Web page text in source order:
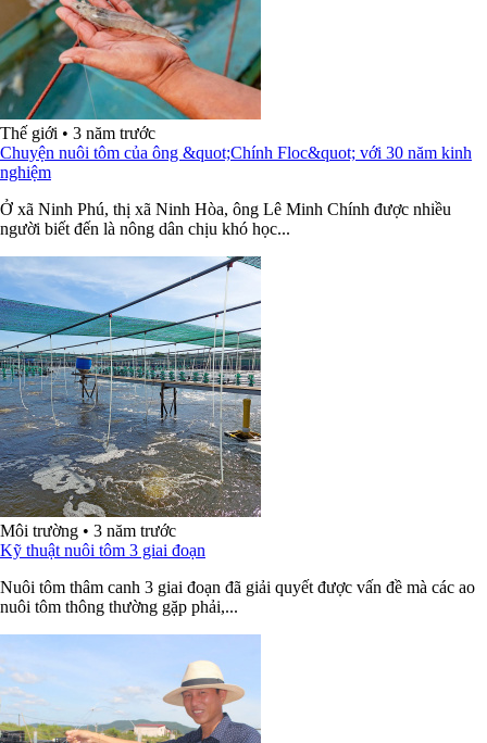
Thế giới • 3 năm trước
Chuyện nuôi tôm của ông &quot;Chính Floc&quot; với 30 năm kinh
nghiệm
Ở xã Ninh Phú, thị xã Ninh Hòa, ông Lê Minh Chính được nhiều
người biết đến là nông dân chịu khó học...
Môi trường • 3 năm trước
Kỹ thuật nuôi tôm 3 giai đoạn
Nuôi tôm thâm canh 3 giai đoạn đã giải quyết được vấn đề mà các ao
nuôi tôm thông thường gặp phải,...